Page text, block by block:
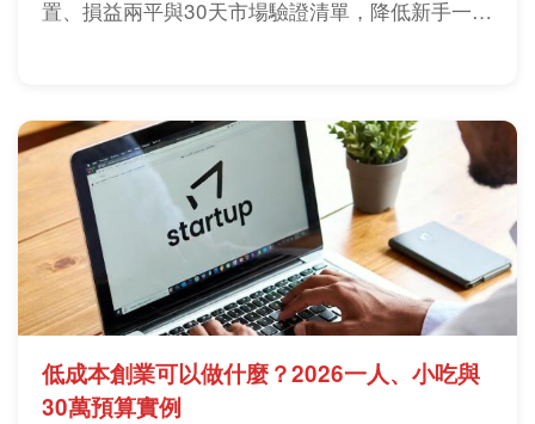
置、損益兩平與30天市場驗證清單，降低新手一次
低成本創業可以做什麼？2026一人、小吃與
30萬預算實例